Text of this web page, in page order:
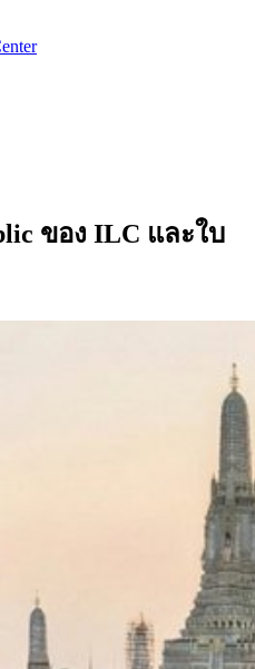
ของ ILC และใบ